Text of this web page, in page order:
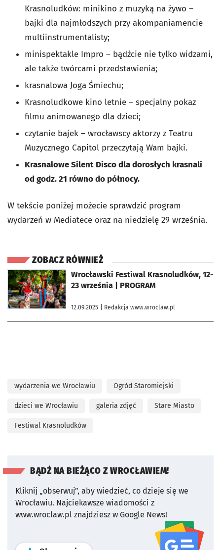
Krasnoludków: minikino z muzyką na żywo –
bajki dla najmłodszych przy akompaniamencie
multiinstrumentalisty;
minispektakle Impro – bądźcie nie tylko widzami,
ale także twórcami przedstawienia;
krasnalowa Joga Śmiechu;
Krasnoludkowe kino letnie – specjalny pokaz
filmu animowanego dla dzieci;
czytanie bajek – wrocławscy aktorzy z Teatru
Muzycznego Capitol przeczytają Wam bajki.
Krasnalowe Silent Disco dla dorosłych krasnali
od godz. 21 równo do północy.
W tekście poniżej możecie sprawdzić program
wydarzeń w Mediatece oraz na niedzielę 29 września.
ZOBACZ RÓWNIEŻ
Wrocławski Festiwal Krasnoludków, 12-
23 września | PROGRAM
12.09.2025 | Redakcja www.wroclaw.pl
otworzy się w nowej karcie
wydarzenia we Wrocławiu Ogród Staromiejski
dzieci we Wrocławiu galeria zdjęć Stare Miasto
Festiwal Krasnoludków
BĄDŹ NA BIEŻĄCO Z WROCŁAWIEM!
Kliknij „obserwuj”, aby wiedzieć, co dzieje się we
Wrocławiu. Najciekawsze wiadomości z
www.wroclaw.pl znajdziesz w Google News!